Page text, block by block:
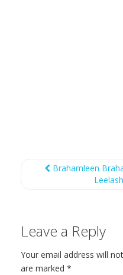
Brahamleen
Leave a Reply
Your email address will
are marked *